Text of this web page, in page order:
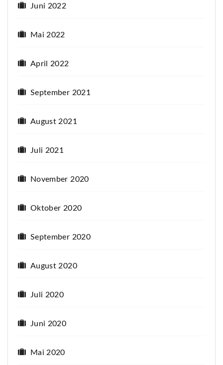
Juni 2022
Mai 2022
April 2022
September 2021
August 2021
Juli 2021
November 2020
Oktober 2020
September 2020
August 2020
Juli 2020
Juni 2020
Mai 2020